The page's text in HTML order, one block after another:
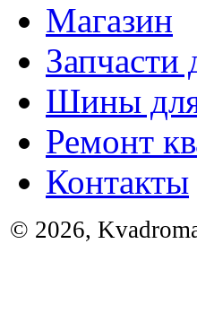
Магазин
Запчасти
Шины для
Ремонт
Контакты
© 2026,